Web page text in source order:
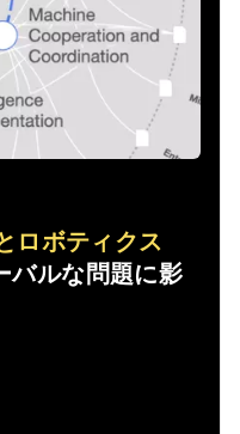
ロボティクス
バルな問題に影